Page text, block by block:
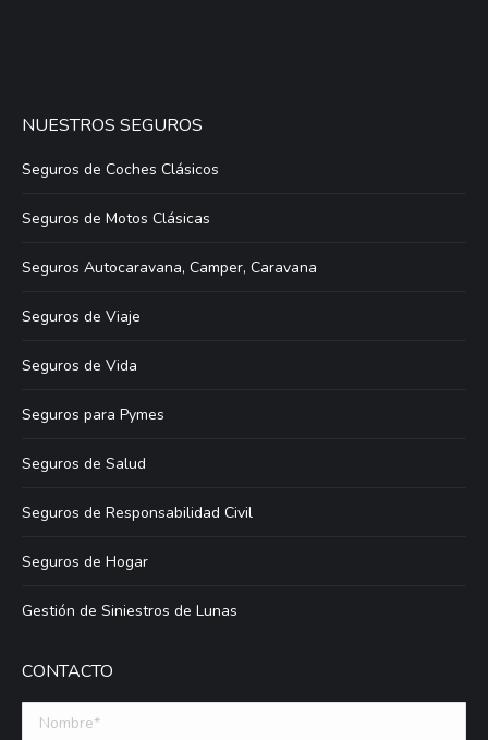
NUESTROS SEGUROS
Seguros de Coches Clásicos
Seguros de Motos Clásicas
Seguros Autocaravana, Camper, Caravana
Seguros de Viaje
Seguros de Vida
Seguros para Pymes
Seguros de Salud
Seguros de Responsabilidad Civil
Seguros de Hogar
Gestión de Siniestros de Lunas
CONTACTO
Nombre *